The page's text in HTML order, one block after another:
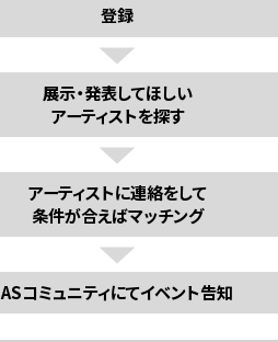
登録
展示・発表してほしい
アーティストを探す
アーティストに連絡をして
条件が合えばマッチング
ASコミュニティにてイベント告知